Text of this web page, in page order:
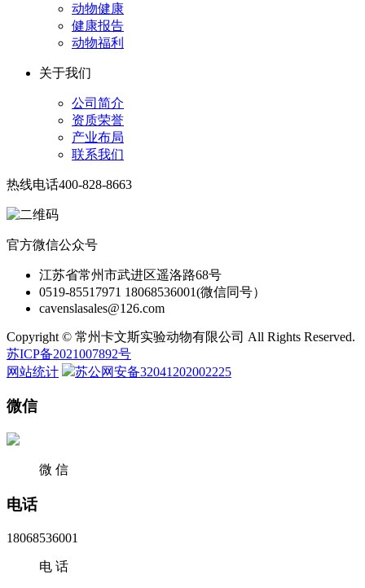
动物健康
健康报告
动物福利
关于我们
公司简介
资质荣誉
产业布局
联系我们
热线电话400-828-8663
官方微信公众号
江苏省常州市武进区遥洛路68号
0519-85517971 18068536001(微信同号）
cavenslasales@126.com
Copyright © 常州卡文斯实验动物有限公司 All Rights Reserved.
苏ICP备2021007892号
网站统计
苏公网安备32041202002225
微信
微 信
电话
18068536001
电 话